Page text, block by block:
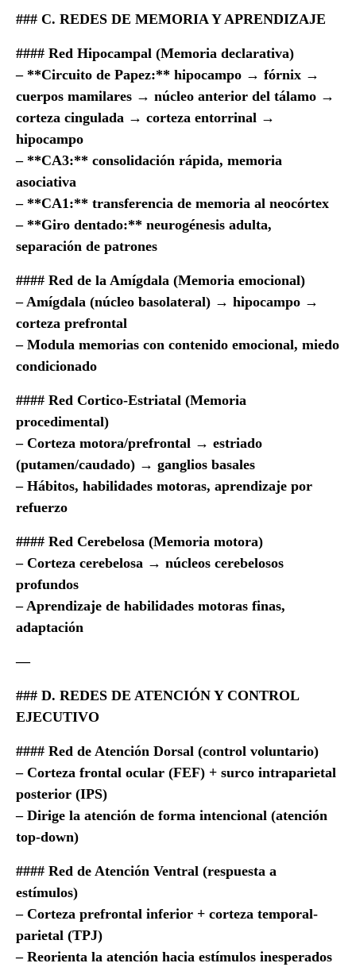
### C. REDES DE MEMORIA Y APRENDIZAJE
#### Red Hipocampal (Memoria declarativa)
– **Circuito de Papez:** hipocampo → fórnix →
cuerpos mamilares → núcleo anterior del tálamo →
corteza cingulada → corteza entorrinal →
hipocampo
– **CA3:** consolidación rápida, memoria
asociativa
– **CA1:** transferencia de memoria al neocórtex
– **Giro dentado:** neurogénesis adulta,
separación de patrones
#### Red de la Amígdala (Memoria emocional)
– Amígdala (núcleo basolateral) → hipocampo →
corteza prefrontal
– Modula memorias con contenido emocional, miedo
condicionado
#### Red Cortico-Estriatal (Memoria
procedimental)
– Corteza motora/prefrontal → estriado
(putamen/caudado) → ganglios basales
– Hábitos, habilidades motoras, aprendizaje por
refuerzo
#### Red Cerebelosa (Memoria motora)
– Corteza cerebelosa → núcleos cerebelosos
profundos
– Aprendizaje de habilidades motoras finas,
adaptación
—
### D. REDES DE ATENCIÓN Y CONTROL
EJECUTIVO
#### Red de Atención Dorsal (control voluntario)
– Corteza frontal ocular (FEF) + surco intraparietal
posterior (IPS)
– Dirige la atención de forma intencional (atención
top-down)
#### Red de Atención Ventral (respuesta a
estímulos)
– Corteza prefrontal inferior + corteza temporal-
parietal (TPJ)
– Reorienta la atención hacia estímulos inesperados